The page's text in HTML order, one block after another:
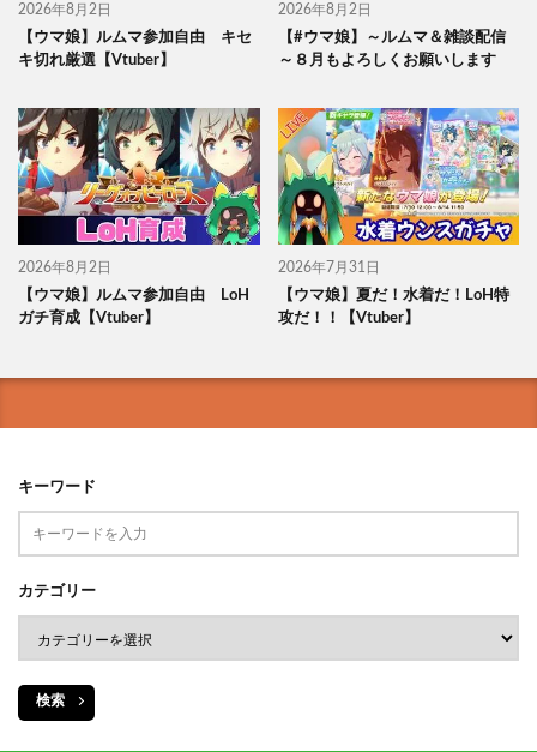
2026年8月2日
【ウマ娘】ルムマ参加自由 キセ
キ切れ厳選【Vtuber】
2026年8月2日
【#ウマ娘】～ルムマ＆雑談配信
～８月もよろしくお願いします
2026年8月2日
【ウマ娘】ルムマ参加自由 LoH
ガチ育成【Vtuber】
2026年7月31日
【ウマ娘】夏だ！水着だ！LoH特
攻だ！！【Vtuber】
キーワード
カテゴリー
検索